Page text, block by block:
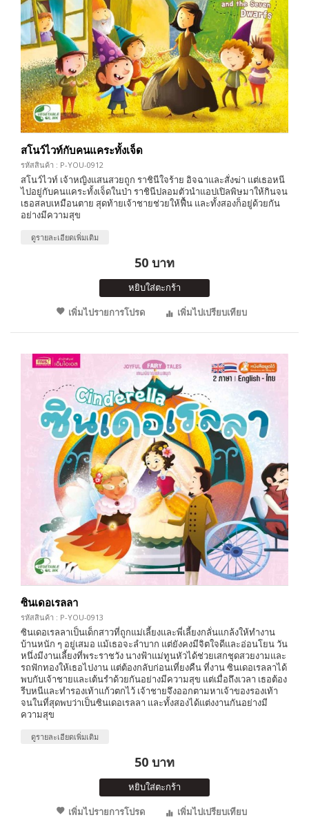
สโนว์ไวท์กับคนแคระทั้งเจ็ด
รหัสสินค้า : P-YOU-0912
สโนว์ไวท์ เจ้าหญิงแสนสวยถูก ราชินีใจร้าย อิจฉาและสั่งฆ่า แต่เธอหนี
ไปอยู่กับคนแคระทั้งเจ็ดในป่า ราชินีปลอมตัวนำแอปเปิลพิษมาให้กินจน
เธอสลบเหมือนตาย สุดท้ายเจ้าชายช่วยให้ฟื้น และทั้งสองก็อยู่ด้วยกัน
อย่างมีความสุข
ดูรายละเอียดเพิ่มเติม
50 บาท
หยิบใส่ตะกร้า
เพิ่มไปรายการโปรด
เพิ่มไปเปรียบเทียบ
ซินเดอเรลลา
รหัสสินค้า : P-YOU-0913
ซินเดอเรลลาเป็นเด็กสาวที่ถูกแม่เลี้ยงและพี่เลี้ยงกลั่นแกล้งให้ทำงาน
บ้านหนัก ๆ อยู่เสมอ แม้เธอจะลำบาก แต่ยังคงมีจิตใจดีและอ่อนโยน วัน
หนึ่งมีงานเลี้ยงที่พระราชวัง นางฟ้าแม่ทูนหัวได้ช่วยเสกชุดสวยงามและ
รถฟักทองให้เธอไปงาน แต่ต้องกลับก่อนเที่ยงคืน ที่งาน ซินเดอเรลลาได้
พบกับเจ้าชายและเต้นรำด้วยกันอย่างมีความสุข แต่เมื่อถึงเวลา เธอต้อง
รีบหนีและทำรองเท้าแก้วตกไว้ เจ้าชายจึงออกตามหาเจ้าของรองเท้า
จนในที่สุดพบว่าเป็นซินเดอเรลลา และทั้งสองได้แต่งงานกันอย่างมี
ความสุข
ดูรายละเอียดเพิ่มเติม
50 บาท
หยิบใส่ตะกร้า
เพิ่มไปรายการโปรด
เพิ่มไปเปรียบเทียบ